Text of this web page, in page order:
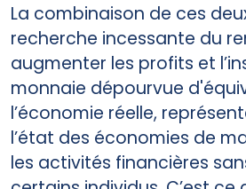
La combinaison de ces
recherche incessante du
augmenter les profits et
monnaie dépourvue
l’économie réelle,
l’état des économies de
les activités financières